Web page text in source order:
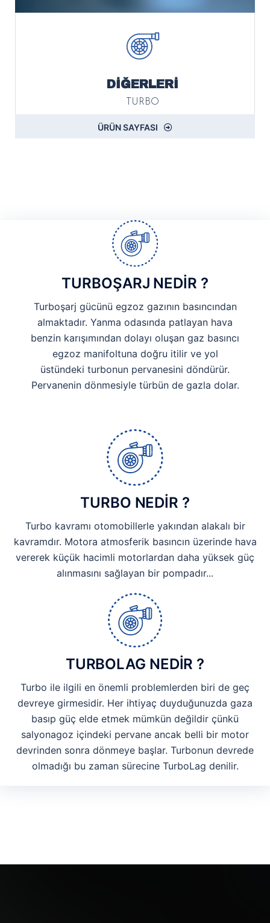
DİĞERLERİ
TURBO
ÜRÜN SAYFASI
TURBOŞARJ NEDİR ?
Turboşarj gücünü egzoz gazının basıncından
almaktadır. Yanma odasında patlayan hava
benzin karışımından dolayı oluşan gaz basıncı
egzoz manifoltuna doğru itilir ve yol
üstündeki turbonun pervanesini döndürür.
Pervanenin dönmesiyle türbün de gazla dolar.
TURBO NEDİR ?
Turbo kavramı otomobillerle yakından alakalı bir
kavramdır. Motora atmosferik basıncın üzerinde hava
vererek küçük hacimli motorlardan daha yüksek güç
alınmasını sağlayan bir pompadır...
TURBOLAG NEDİR ?
Turbo ile ilgili en önemli problemlerden biri de geç
devreye girmesidir. Her ihtiyaç duyduğunuzda gaza
basıp güç elde etmek mümkün değildir çünkü
salyonagoz içindeki pervane ancak belli bir motor
devrinden sonra dönmeye başlar. Turbonun devrede
olmadığı bu zaman sürecine TurboLag denilir.